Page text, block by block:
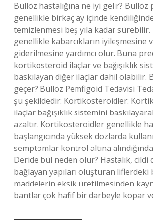
Büllöz hastalığına ne iyi gelir? Bullöz
genellikle birkaç ay içinde
temizlenmesi beş yıla kadar sürebilir.
genellikle kabarcıkların iyileşmesine
giderilmesine yardımcı olur. Buna
kortikosteroid ilaçlar ve bağışıklık
baskılayan diğer ilaçlar dahil olabilir.
geçer? Büllöz Pemfigoid Tedavisi
şu şekildedir: Kortikosteroidler:
ilaçlar bağışıklık sistemini
azaltır. Kortikosteroidler genellikle
başlangıcında yüksek dozlarda
semptomlar kontrol altına
Deride bül neden olur? Hastalık, cildi
bağlayan yapıları oluşturan liflerdeki
maddelerin eksik üretilmesinden
bantlar çok hafif bir darbeyle kopar ve